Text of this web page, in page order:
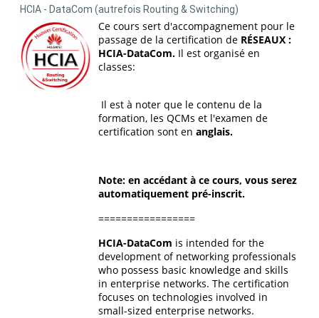
HCIA - DataCom (autrefois Routing & Switching)
Ce cours sert d'accompagnement pour le
passage de la certification deRÉSEAUX :
HCIA-DataCom.Il est organisé en
classes:
Il est à noter que le contenu de la
formation, les QCMs et l'examen de
certification sont en anglais.
Note: en accédant à ce cours, vous serez
automatiquement pré-inscrit.
=================
HCIA-DataCom is intended for the
development of networking professionals
who possess basic knowledge and skills
in enterprise networks. The certification
focuses on technologies involved in
small-sized enterprise networks.